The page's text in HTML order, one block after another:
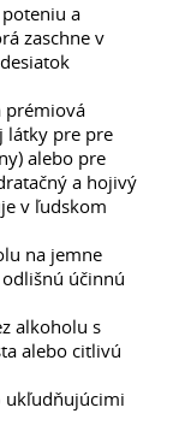
a
zaschne v
prémiová
látky pre pre
alebo pre
a hojivý
v ľudskom
na jemne
účinnú
alkoholu s
alebo citlivú
ukľudňujúcimi